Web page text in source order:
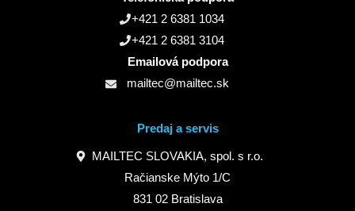
+421 2 6381 1034
+421 2 6381 3104
Emailová podpora
mailtec@mailtec.sk
Predaj a servis
MAILTEC SLOVAKIA, spol. s r.o.
Račianske Mýto 1/C
831 02 Bratislava